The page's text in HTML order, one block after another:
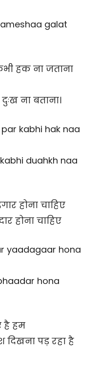
galat
हक ना जताना
ना बताना।
kabhi hak naa
duahkh naa
होना चाहिए
होना चाहिए
yaadagaar hona
hona
है हम
पड़ रहा है